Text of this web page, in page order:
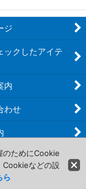
ジ
ックしたアイテ
内
わせ
All Rights
のためにCookie
Cookieなどの設
ら